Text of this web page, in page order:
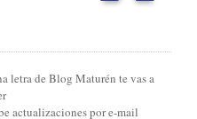
letra de Blog Maturén te vas a
actualizaciones por e-mail